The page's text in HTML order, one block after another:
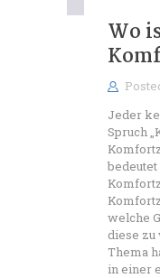
Wo
Jeder
Spruch
welche
diese zu
Thema
in einer